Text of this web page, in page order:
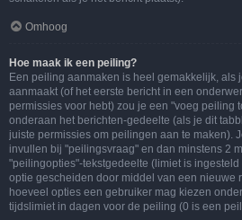
Omhoog
Hoe maak ik een peiling?
Een peiling aanmaken is heel gemakkelijk, als
aanmaakt (of het eerste bericht in een
permissies voor hebt) zou je een "voeg peiling
onderaan het berichten-gedeelte (als je dit
juiste permissies om peilingen aan te maken).
invullen bij "peilingsvraag" en dan minstens 2
"peilingopties"-tekstgedeelte (limiet is
optie gescheiden door middel van een nieuwe
hoeveel opties een gebruiker mag kiezen
tijdslimiet in dagen voor de peiling (0 is een